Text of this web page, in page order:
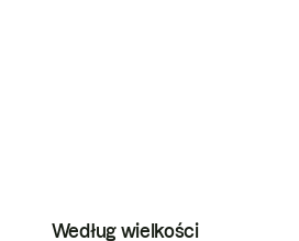
Według wielkości